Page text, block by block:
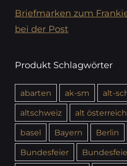
Briefmarken zum
bei der Post
Produkt Schlagwörter
abarten ak-sm
alt-
altschweiz
alt österreich
basel
Bayern Berlin
Bundesfeier